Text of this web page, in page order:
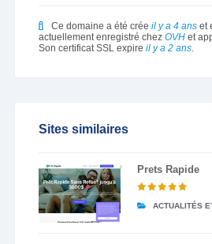
Ce domaine a été crée il y a 4 anset
actuellement enregistré chez OVHet
Son certificat SSL expire il y a 2 ans.
Sites similaires
Prets Rapide
ACTUALITÉS